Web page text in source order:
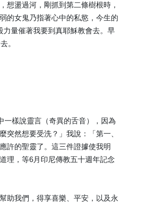
想盪過河，剛抓到第二條樹根時，
的女鬼乃指著心中的私慾，今生的
量催著我要到真耶穌教會去。早
。
一樣說靈言（奇異的舌音），因為
然想要受洗？」我說：「第一、
許的聖靈了。這三件證據使我明
理，等6月印尼傳教五十週年記念
助我們，得享喜樂、平安，以及永